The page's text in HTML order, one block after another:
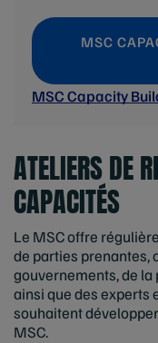
MSC
MSC Capacity
ATELIERS DE
CAPACITÉS
Le MSC offre
de parties prenantes,
gouvernements, de la
ainsi que des experts
souhaitent
MSC.